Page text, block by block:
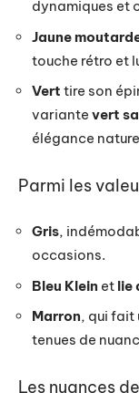
dynamiques et
Jaune
touche rétro et
Vert tire son
variante vert
élégance
Parmi les
Gris,
occasions.
Bleu Klein et lie
Marron, qui fait
tenues de
Les nuances de